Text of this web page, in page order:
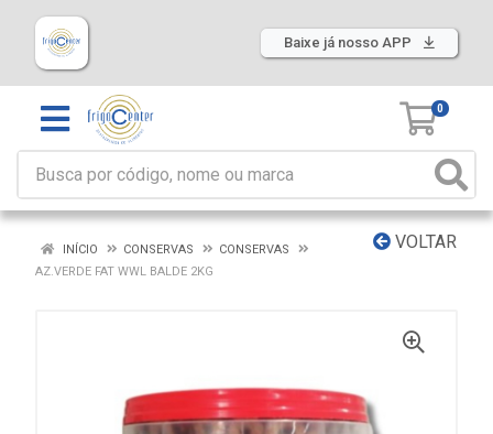
Baixe já nosso APP
0
VOLTAR
INÍCIO CONSERVAS
CONSERVAS
AZ.VERDE FAT WWL BALDE 2KG